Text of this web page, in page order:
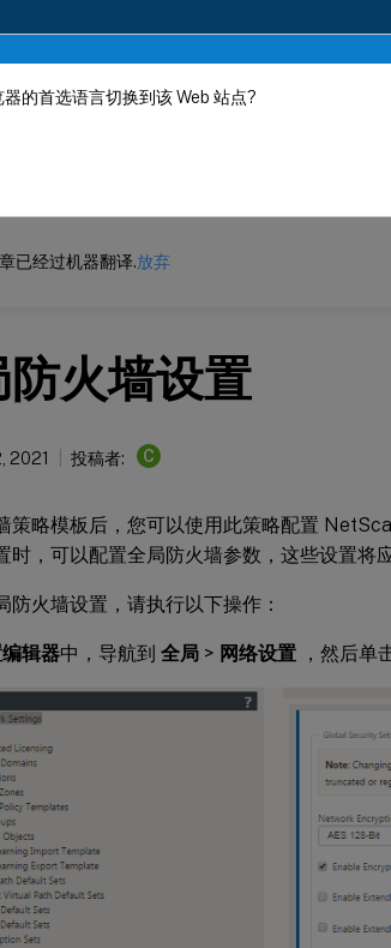
器动态翻译。
已经过机器翻译.放弃
火墙设置
2021 投稿者: C
策略模板后，您可以使用此策略配置
时，可以配置全局防火墙参数，这些设置将
防火墙设置，请执行以下操作：
辑器中，导航到 全局 > 网络设置 ，然后单
的首选语言切换到该 Web 站点?